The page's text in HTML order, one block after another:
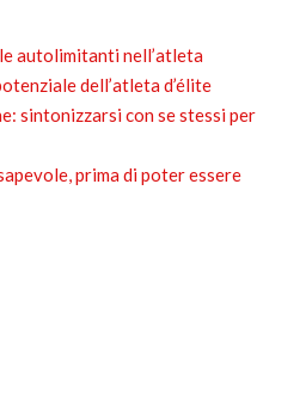
autolimitanti nell’atleta
dell’atleta d’élite
sintonizzarsi con se stessi per
prima di poter essere